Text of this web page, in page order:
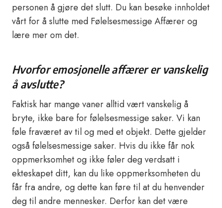
personen å gjøre det slutt. Du kan besøke innholdet
vårt for å slutte med Følelsesmessige Affærer og
lære mer om det.
Hvorfor emosjonelle affærer er vanskelig
å avslutte?
Faktisk har mange vaner alltid vært vanskelig å
bryte, ikke bare for følelsesmessige saker. Vi kan
føle fraværet av til og med et objekt. Dette gjelder
også følelsesmessige saker. Hvis du ikke får nok
oppmerksomhet og ikke føler deg verdsatt i
ekteskapet ditt, kan du like oppmerksomheten du
får fra andre, og dette kan føre til at du henvender
deg til andre mennesker. Derfor kan det være